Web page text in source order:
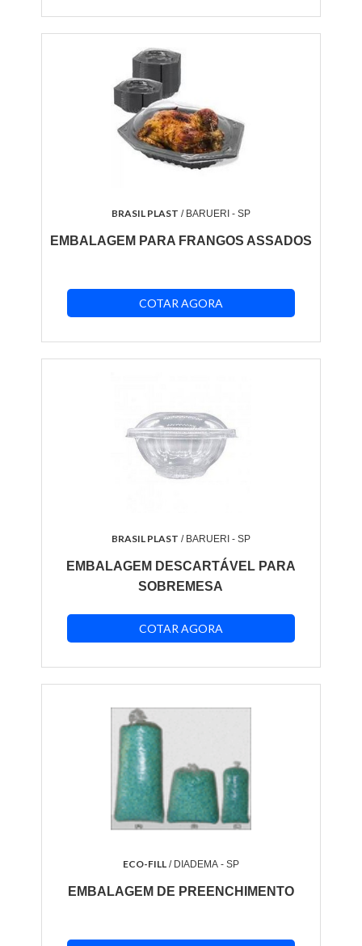
BRASIL PLAST / BARUERI - SP
EMBALAGEM PARA FRANGOS ASSADOS
COTAR AGORA
BRASIL PLAST / BARUERI - SP
EMBALAGEM DESCARTÁVEL PARA
SOBREMESA
COTAR AGORA
ECO-FILL/ DIADEMA - SP
EMBALAGEM DE PREENCHIMENTO